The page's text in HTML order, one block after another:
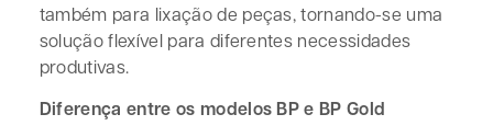
também para lixação de peças, tornando-se uma
solução flexível para diferentes necessidades
produtivas.
Diferença entre os modelos BP e BP Gold